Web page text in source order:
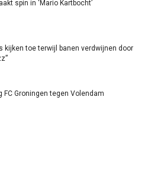
spin in ‘Mario Kartbocht’
kijken toe terwijl banen verdwijnen door
FC Groningen tegen Volendam